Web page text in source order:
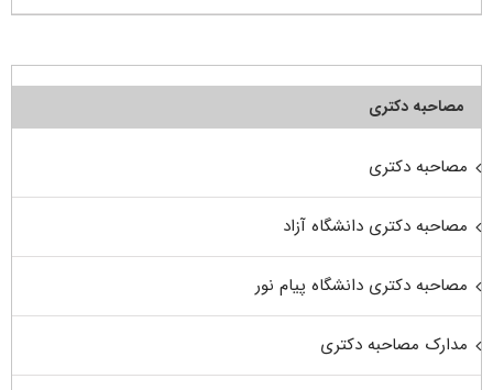
مصاحبه دکتری
مصاحبه دکتری
مصاحبه دکتری دانشگاه آزاد
مصاحبه دکتری دانشگاه پیام نور
مدارک مصاحبه دکتری